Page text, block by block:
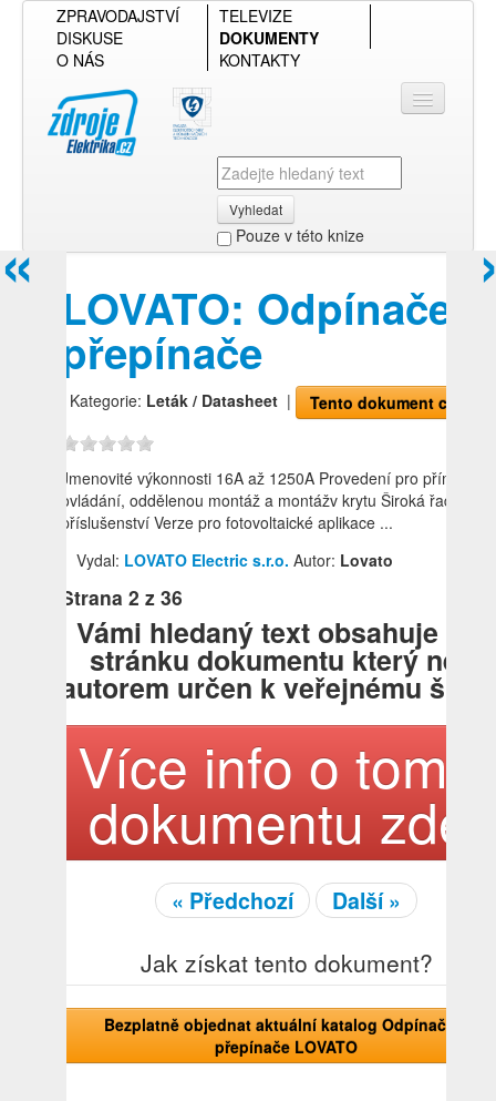
ZPRAVODAJSTVÍ
TELEVIZE
DISKUSE
DOKUMENTY
O NÁS
KONTAKTY
Vyhledat
Pouze v této knize
Přehled podle firmy
Přehled podle obsahu
LOVATO: Odpínače a
přepínače
| Kategorie: Leták / Datasheet| Tento dokument chci!
Jmenovité výkonnosti 16A až 1250A Provedení pro přímé
ovládání, oddělenou montáž a montážv krytu Široká řada
příslušenství Verze pro fotovoltaické aplikace ...
Vydal: LOVATO Electric s.r.o. Autor: Lovato
Strana 2 z 36
«
Vámi hledaný text obsahuje tato
stránku dokumentu který není
autorem určen k veřejnému
Více info o tomto
dokumentu zde!
« Předchozí Další »
Jak získat tento dokument?
Bezplatně objednat aktuální katalog Odpínače a
přepínače LOVATO